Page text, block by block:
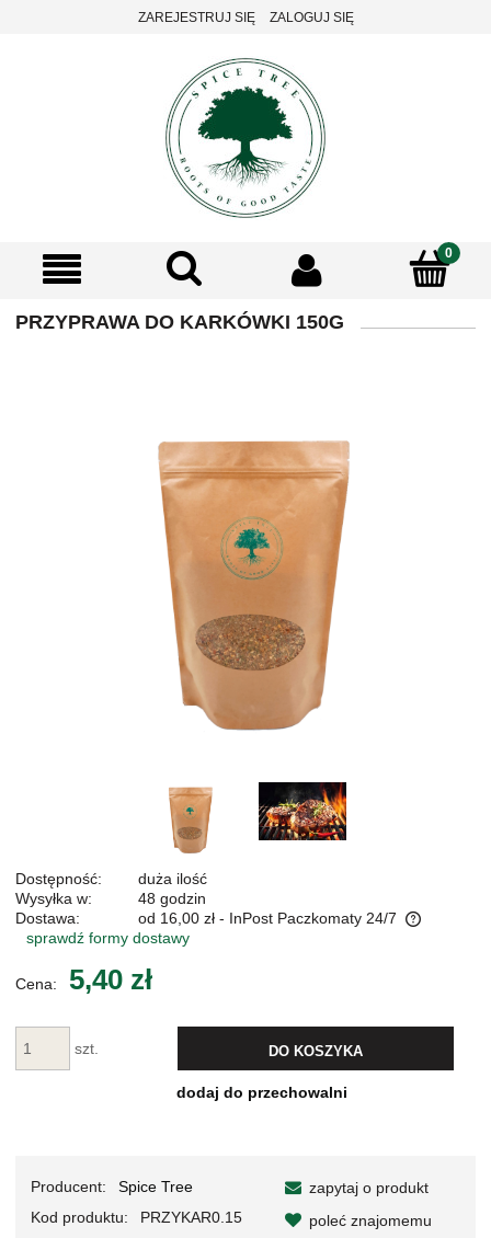
ZAREJESTRUJ SIĘ ZALOGUJ SIĘ
PRZYPRAWA DO KARKÓWKI 150G
Dostępność:
duża ilość
Wysyłka w:
48 godzin
Dostawa:
od 16,00 zł - InPost Paczkomaty 24/7
Cena nie zawiera ewentualnych kosztów płatności
sprawdź formy dostawy
Cena: 5,40 zł
szt. DO KOSZYKA
dodaj do przechowalni
Producent:
Spice Tree
Kod produktu:
PRZYKAR0.15
zapytaj o produkt
poleć znajomemu